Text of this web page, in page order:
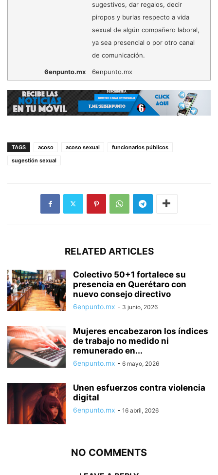
sugestivos, dar regalos, decir
piropos y burlas respecto a vida
sexual de algún compañero laboral,
ya sea presencial o por otro canal
de comunicación.
6enpunto.mx 6enpunto.mx
TAGS acoso acoso sexual
funcionarios públicos
sugestión sexual
RELATED ARTICLES
Colectivo 50+1 fortalece su
presencia en Querétaro con
nuevo consejo directivo
6enpunto.mx - 3 junio, 2026
Mujeres encabezaron los índices
de trabajo no medido ni
remunerado en...
6enpunto.mx - 6 mayo, 2026
Unen esfuerzos contra violencia
digital
6enpunto.mx - 16 abril, 2026
NO COMMENTS